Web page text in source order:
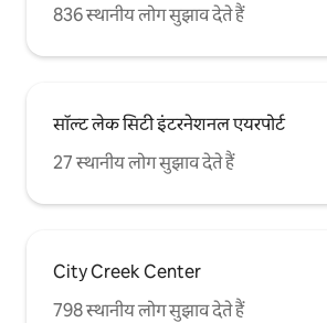
836 स्थानीय लोग सुझाव देते हैं
सॉल्ट लेक सिटी इंटरनेशनल एयरपोर्ट
27 स्थानीय लोग सुझाव देते हैं
City Creek Center
798 स्थानीय लोग सुझाव देते हैं